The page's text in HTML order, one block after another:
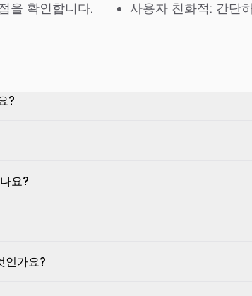
을 확인합니다.
사용자 친화적: 간단
?
요?
인가요?